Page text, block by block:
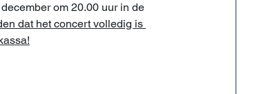
om 20.00 uur in de
dat het concert volledig is